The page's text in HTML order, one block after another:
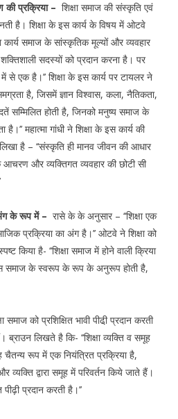
प्रक्रिया – शिक्षा समाज की संस्कृति एवं
है। शिक्षा के इस कार्य के विषय में ओटवे
कार्य समाज के सांस्कृतिक मूल्यों और व्यवहार
सदस्यों को प्रदान करना है। पर
एक है।’’ शिक्षा के इस कार्य पर टायलर ने
है, जिसमें ज्ञान विश्वास, कला, नैतिकता,
सम्मिलित होती है, जिनको मनुष्य समाज के
महात्मा गांधी ने शिक्षा के इस कार्य की
है – ‘‘संस्कृति ही मानव जीवन की आधार
और व्यक्तिगत व्यवहार की छोटी सी
अंग के रूप में – रासे के के अनुसार – ‘‘शिक्षा एक
प्रक्रिया का अंग है।’’ ओटवे ने शिक्षा को
किया है- ‘‘शिक्षा समाज में होने वाली क्रिया
समाज के स्वरूप के रूप के अनुरूप होती है,
समाज को प्रशिक्षित भावी पीढी़ प्रदान करती
लिखते है कि- ‘‘शिक्षा व्यक्ति व समूह
चैतन्य रूप में एक नियंत्रित प्रक्रिया है,
व्यक्ति द्वारा समूह में परिवर्तन किये जाते हैं।
प्रदान करती है।’’